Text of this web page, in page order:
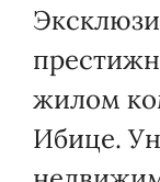
жилом
Ибице.